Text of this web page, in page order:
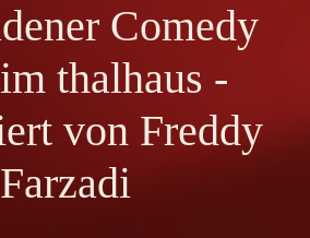
Comedy
thalhaus -
von Freddy
Farzadi